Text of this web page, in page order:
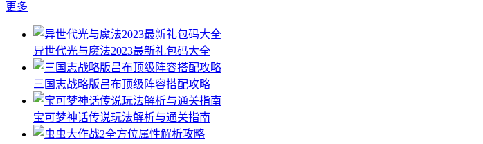
更多
异世代光与魔法2023最新礼包码大全
三国志战略版吕布顶级阵容搭配攻略
宝可梦神话传说玩法解析与通关指南